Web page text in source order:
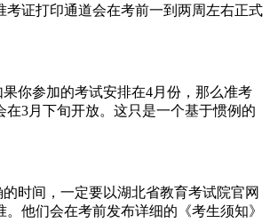
考证打印通道会在考前一到两周左右正式
参加的考试安排在4月份，那么准考
在3月下旬开放。这只是一个基于惯例的
间，一定要以湖北省教育考试院官网
他们会在考前发布详细的《考生须知》